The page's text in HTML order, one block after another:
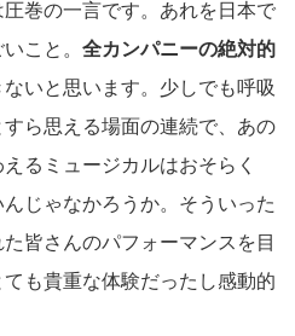
巻の一言です。あれを日本で
こと。 全カンパニーの絶対的
いと思います。少しでも呼吸
ら思える場面の連続で、あの
るミュージカルはおそらく
んじゃなかろうか。そういった
皆さんのパフォーマンスを目
も貴重な体験だったし感動的